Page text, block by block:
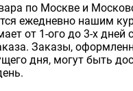
по Москве и
ежедневно нашим
от 1-ого до 3-х дней
Заказы,
дня, могут быть